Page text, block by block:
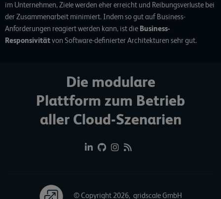
im Unternehmen, Ziele werden eher erreicht und Reibungsverluste bei
der Zusammenarbeit minimiert. Indem so gut auf Business-
Anforderungen reagiert werden kann, ist die Business-
Responsivitätvon Software-definierter Architekturen sehr gut.
Die modulare
Plattform zum Betrieb
aller Cloud-Szenarien
© Copyright 2026, gridscale GmbH